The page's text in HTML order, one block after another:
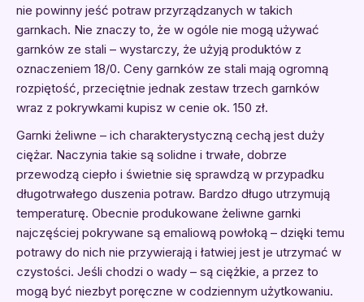
nie powinny jeść potraw przyrządzanych w takich
garnkach. Nie znaczy to, że w ogóle nie mogą używać
garnków ze stali – wystarczy, że użyją produktów z
oznaczeniem 18/0. Ceny garnków ze stali mają ogromną
rozpiętość, przeciętnie jednak zestaw trzech garnków
wraz z pokrywkami kupisz w cenie ok. 150 zł.
Garnki żeliwne – ich charakterystyczną cechą jest duży
ciężar. Naczynia takie są solidne i trwałe, dobrze
przewodzą ciepło i świetnie się sprawdzą w przypadku
długotrwałego duszenia potraw. Bardzo długo utrzymują
temperaturę. Obecnie produkowane żeliwne garnki
najczęściej pokrywane są emaliową powłoką – dzięki temu
potrawy do nich nie przywierają i łatwiej jest je utrzymać w
czystości. Jeśli chodzi o wady – są ciężkie, a przez to
mogą być niezbyt poręczne w codziennym użytkowaniu.